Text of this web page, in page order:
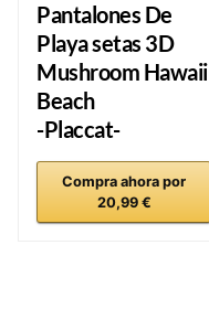
Pantalones De
Playa setas 3D
Mushroom Hawaii
Beach
-Placcat-
Compra ahora por
20,99 €